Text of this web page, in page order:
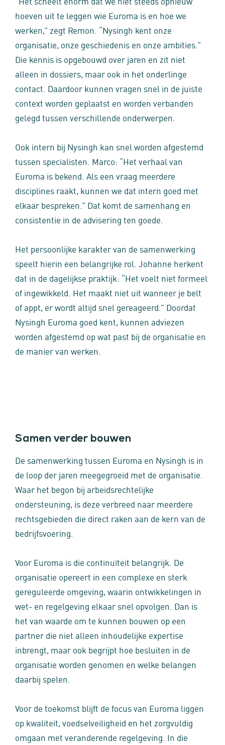
hoeven uit te leggen wie Euroma is en hoe we
werken,” zegt Remon. “Nysingh kent onze
organisatie, onze geschiedenis en onze ambities.”
Die kennis is opgebouwd over jaren en zit niet
alleen in dossiers, maar ook in het onderlinge
contact. Daardoor kunnen vragen snel in de juiste
context worden geplaatst en worden verbanden
gelegd tussen verschillende onderwerpen.
Ook intern bij Nysingh kan snel worden afgestemd
tussen specialisten. Marco: “Het verhaal van
Euroma is bekend. Als een vraag meerdere
disciplines raakt, kunnen we dat intern goed met
elkaar bespreken.” Dat komt de samenhang en
consistentie in de advisering ten goede.
Het persoonlijke karakter van de samenwerking
speelt hierin een belangrijke rol. Johanne herkent
dat in de dagelijkse praktijk: “Het voelt niet formeel
of ingewikkeld. Het maakt niet uit wanneer je belt
of appt, er wordt altijd snel gereageerd.” Doordat
Nysingh Euroma goed kent, kunnen adviezen
worden afgestemd op wat past bij de organisatie en
de manier van werken.
Samen verder bouwen
De samenwerking tussen Euroma en Nysingh is in
de loop der jaren meegegroeid met de organisatie.
Waar het begon bij arbeidsrechtelijke
ondersteuning, is deze verbreed naar meerdere
rechtsgebieden die direct raken aan de kern van de
bedrijfsvoering.
Voor Euroma is die continuïteit belangrijk. De
organisatie opereert in een complexe en sterk
gereguleerde omgeving, waarin ontwikkelingen in
wet‑ en regelgeving elkaar snel opvolgen. Dan is
het van waarde om te kunnen bouwen op een
partner die niet alleen inhoudelijke expertise
inbrengt, maar ook begrijpt hoe besluiten in de
organisatie worden genomen en welke belangen
daarbij spelen.
Voor de toekomst blijft de focus van Euroma liggen
op kwaliteit, voedselveiligheid en het zorgvuldig
omgaan met veranderende regelgeving. In die